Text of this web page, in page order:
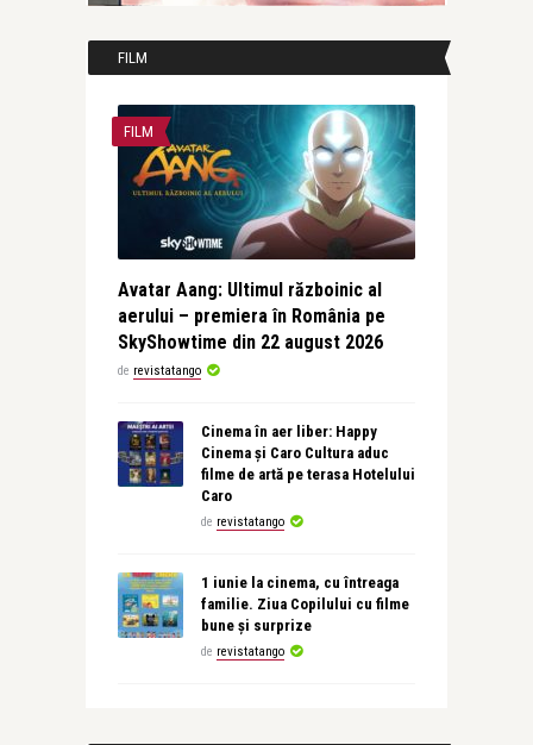
FILM
FILM
Avatar Aang: Ultimul războinic al
aerului – premiera în România pe
SkyShowtime din 22 august 2026
de revistatango
Cinema în aer liber: Happy
Cinema și Caro Cultura aduc
filme de artă pe terasa Hotelului
Caro
de revistatango
1 iunie la cinema, cu întreaga
familie. Ziua Copilului cu filme
bune și surprize
de revistatango